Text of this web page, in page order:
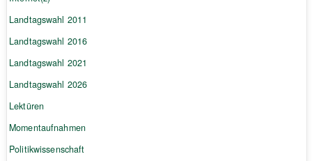
Landtagswahl 2011
Landtagswahl 2016
Landtagswahl 2021
Landtagswahl 2026
Lektüren
Momentaufnahmen
Politikwissenschaft